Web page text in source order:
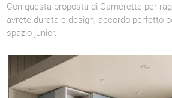
Con questa proposta di Camerette per
avrete durata e design, accordo perfetto
spazio junior.